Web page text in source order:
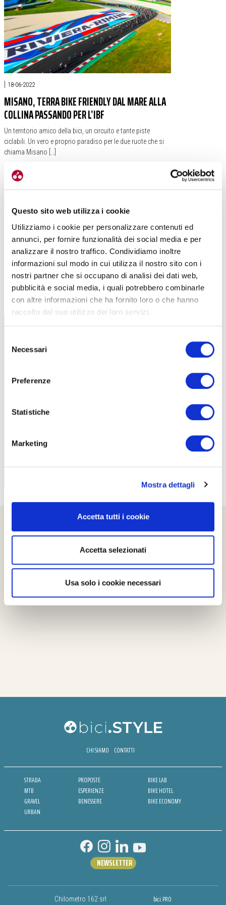
Questo sito web utilizza i cookie
Utilizziamo i cookie per personalizzare contenuti ed
annunci, per fornire funzionalità dei social media e per
analizzare il nostro traffico. Condividiamo inoltre
informazioni sul modo in cui utilizza il nostro sito con i
nostri partner che si occupano di analisi dei dati web,
pubblicità e social media, i quali potrebbero combinarle
con altre informazioni che ha fornito loro o che hanno
raccolto dal suo utilizzo dei loro servizi.
delNecessari
Preferenze
Statistiche
Marketing
Mostra dettagli
Accetta tutti i cookie
Accetta selezionati
Usa solo i cookie necessari
| 18-06-2022
MISANO, TERRA BIKE FRIENDLY DAL MARE ALLA
COLLINA PASSANDO PER L’IBF
Un territorio amico della bici, un circuito e tante piste
ciclabili. Un vero e proprio paradiso per le due ruote che si
chiama Misano […]
#ALBERTO GERINI
#MISANO WORLD CIRCUIT
TUTTE LE CATEGORIE DEL MAGAZINE
CHI SIAMO CONTATTI
STRADA
MTB
GRAVEL
URBAN
PROPOSTE
ESPERIENZE
BENESSERE
BIKE LAB
BIKE HOTEL
BIKE ECONOMY
Chilometro 162 srl bici.PRO
NEWSLETTER